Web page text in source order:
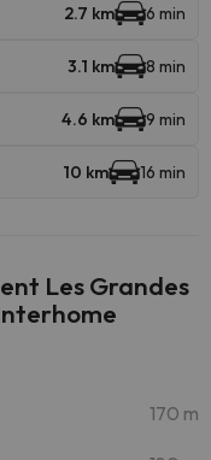
2.7 km 6 min
3.1 km 8 min
4.6 km 9 min
10 km 16 min
Les Grandes
170 m